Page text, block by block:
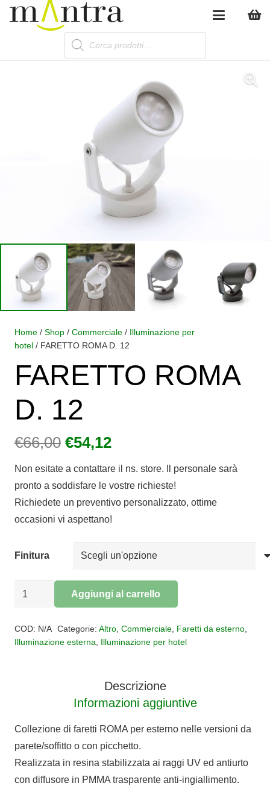
Products
search
Home / Shop / Commerciale / Illuminazione per
hotel / FARETTO ROMA D. 12
FARETTO ROMA
D. 12
€66,00 Il
originale
era:
€66,00.
€54,12Il
attuale
è:
€54,12.
Non esitate a contattare il ns. store. Il personale sarà
pronto a soddisfare le vostre richieste!
Richiedete un preventivo personalizzato, ottime
occasioni vi aspettano!
Finitura
FARETTO
12
Aggiungi al carrello
COD: N/A Categorie: Altro, Commerciale, Faretti da esterno,
Illuminazione esterna
Illuminazione per hotel
Descrizione
Informazioni aggiuntive
Collezione di faretti ROMA per esterno nelle versioni da
parete/soffitto o con picchetto.
Realizzata in resina stabilizzata ai raggi UV ed antiurto
con diffusore in PMMA trasparente anti-ingiallimento.